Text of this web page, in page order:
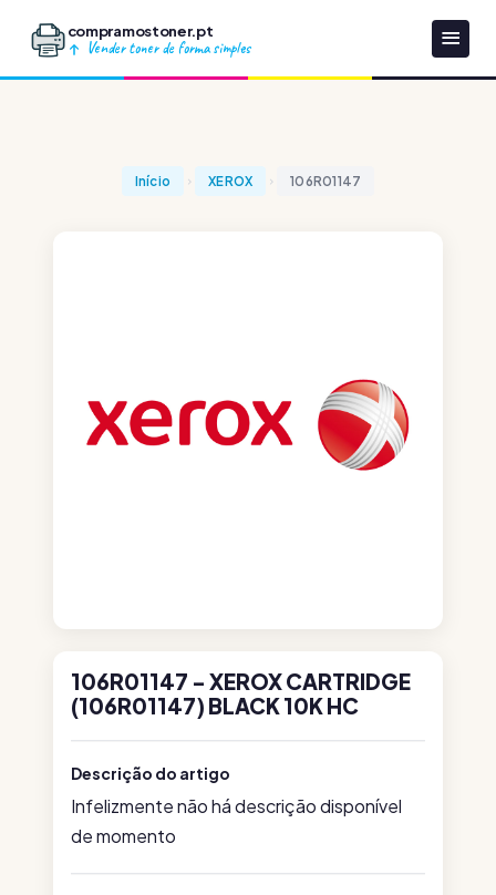
compramostoner.pt
Vender toner de forma simples
Início XEROX 106R01147
106R01147 - XEROX CARTRIDGE
(106R01147) BLACK 10K HC
Descrição do artigo
Infelizmente não há descrição disponível
de momento